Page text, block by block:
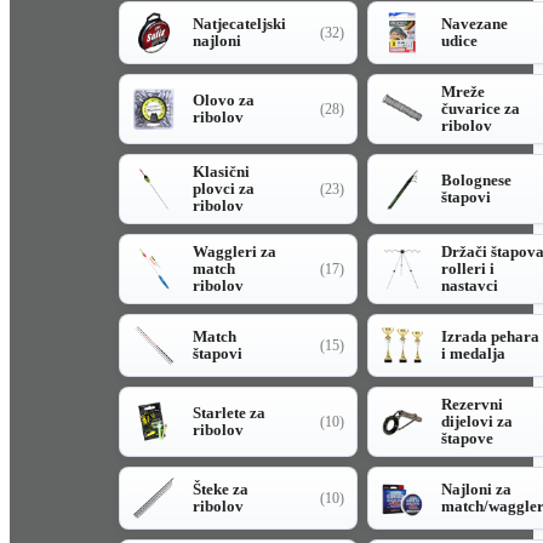
Natjecateljski
najloni
(32)
Navezane
udice
Olovo za
ribolov
(28)
Mreže
čuvarice za
ribolov
Klasični
plovci za
ribolov
(23)
Bolognese
štapovi
Waggleri za
match
ribolov
(17)
Držači štapova
rolleri i
nastavci
Match
štapovi
(15)
Izrada pehara
i medalja
Starlete za
ribolov
(10)
Rezervni
dijelovi za
štapove
Šteke za
ribolov
(10)
Najloni za
match/waggler